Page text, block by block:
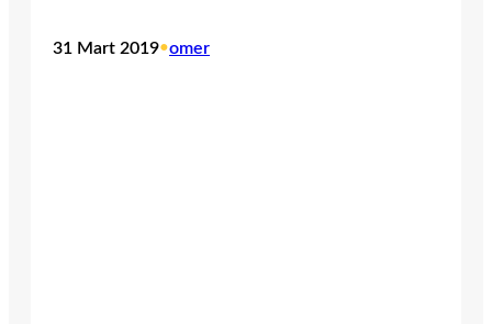
31 Mart 2019•omer